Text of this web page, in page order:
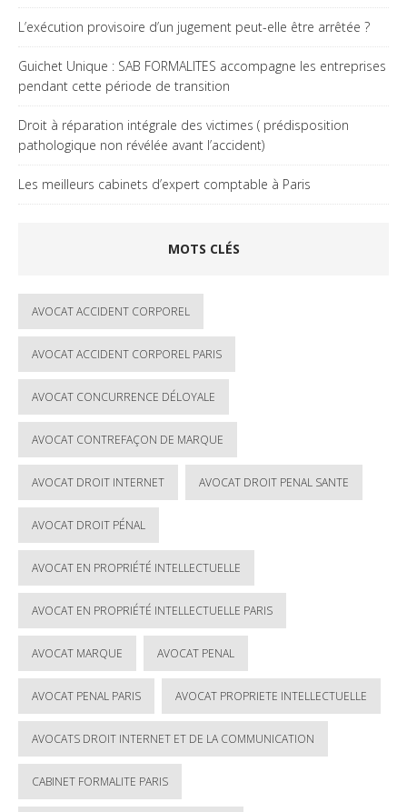
L’exécution provisoire d’un jugement peut-elle être arrêtée ?
Guichet Unique : SAB FORMALITES accompagne les entreprises
pendant cette période de transition
Droit à réparation intégrale des victimes ( prédisposition
pathologique non révélée avant l’accident)
Les meilleurs cabinets d’expert comptable à Paris
MOTS CLÉS
AVOCAT ACCIDENT CORPOREL
AVOCAT ACCIDENT CORPOREL PARIS
AVOCAT CONCURRENCE DÉLOYALE
AVOCAT CONTREFAÇON DE MARQUE
AVOCAT DROIT INTERNET AVOCAT DROIT PENAL SANTE
AVOCAT DROIT PÉNAL
AVOCAT EN PROPRIÉTÉ INTELLECTUELLE
AVOCAT EN PROPRIÉTÉ INTELLECTUELLE PARIS
AVOCAT MARQUE AVOCAT PENAL
AVOCAT PENAL PARIS AVOCAT PROPRIETE INTELLECTUELLE
AVOCATS DROIT INTERNET ET DE LA COMMUNICATION
CABINET FORMALITE PARIS